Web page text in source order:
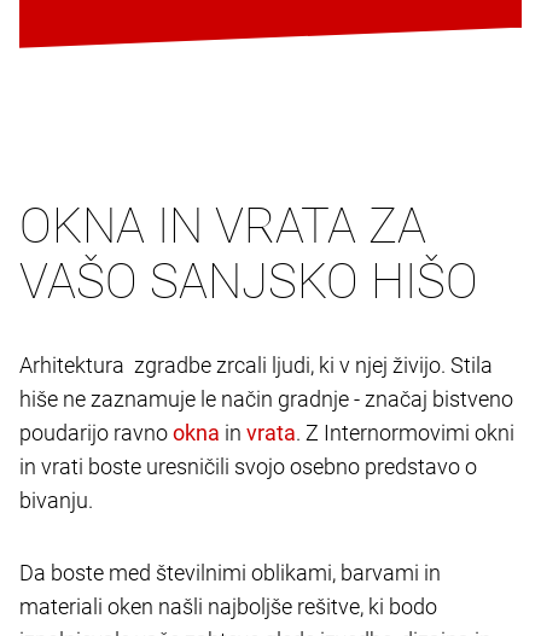
OKNA IN VRATA ZA
VAŠO SANJSKO HIŠO
Arhitektura zgradbe zrcali ljudi, ki v njej živijo. Stila
hiše ne zaznamuje le način gradnje - značaj bistveno
poudarijo ravno
in
. Z Internormovimi okni
in vrati boste uresničili svojo osebno predstavo o
bivanju.
Da boste med številnimi oblikami, barvami in
materiali oken našli najboljše rešitve, ki bodo